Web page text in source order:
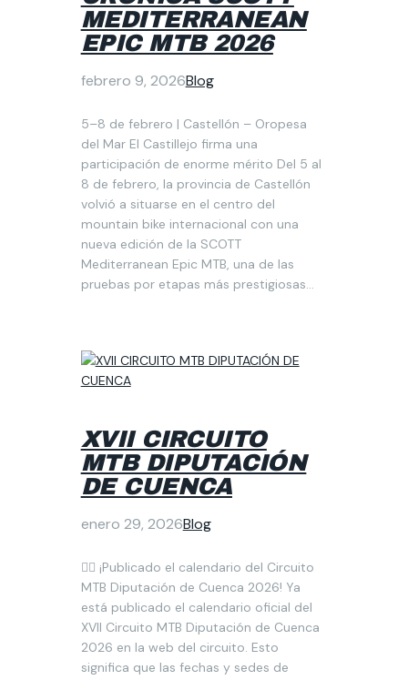
MEDITERRANEAN
EPIC MTB 2026
febrero 9, 2026Blog
5–8 de febrero | Castellón – Oropesa
del Mar El Castillejo firma una
participación de enorme mérito Del 5 al
8 de febrero, la provincia de Castellón
volvió a situarse en el centro del
mountain bike internacional con una
nueva edición de la SCOTT
Mediterranean Epic MTB, una de las
pruebas por etapas más prestigiosas…
XVII CIRCUITO
MTB DIPUTACIÓN
DE CUENCA
enero 29, 2026Blog
🚴‍♂️ ¡Publicado el calendario del Circuito
MTB Diputación de Cuenca 2026! Ya
está publicado el calendario oficial del
XVII Circuito MTB Diputación de Cuenca
2026 en la web del circuito. Esto
significa que las fechas y sedes de